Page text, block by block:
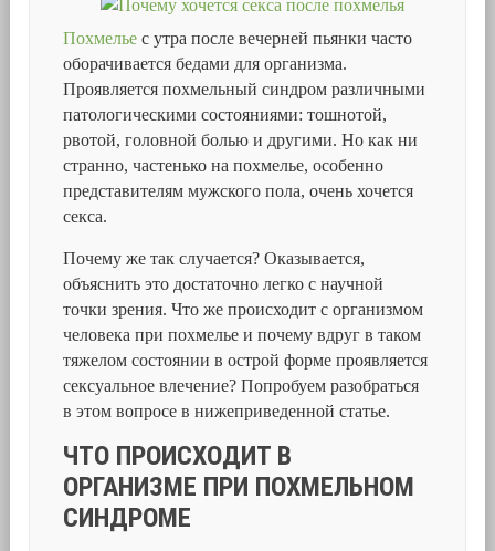
Похмелье с утра после вечерней пьянки часто
оборачивается бедами для организма.
Проявляется похмельный синдром различными
патологическими состояниями: тошнотой,
рвотой, головной болью и другими. Но как ни
странно, частенько на похмелье, особенно
представителям мужского пола, очень хочется
секса.
Почему же так случается? Оказывается,
объяснить это достаточно легко с научной
точки зрения. Что же происходит с организмом
человека при похмелье и почему вдруг в таком
тяжелом состоянии в острой форме проявляется
сексуальное влечение? Попробуем разобраться
в этом вопросе в нижеприведенной статье.
ЧТО ПРОИСХОДИТ В
ОРГАНИЗМЕ ПРИ ПОХМЕЛЬНОМ
СИНДРОМЕ